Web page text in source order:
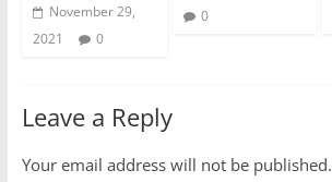
November 29,
2021
0
0
Leave a Reply
Your email address will not be published.